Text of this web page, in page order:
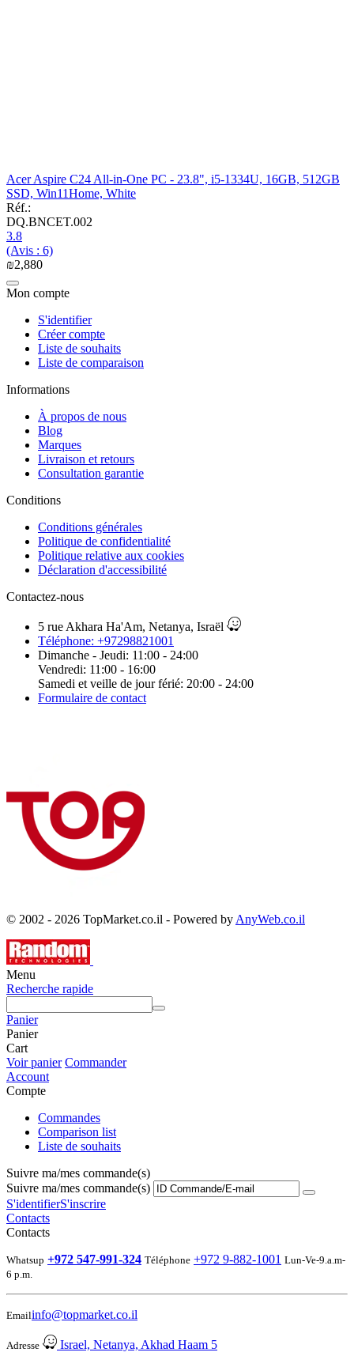
Acer Aspire C24 All-in-One PC - 23.8", i5-1334U, 16GB, 512GB
SSD, Win11Home, White
Réf.:
DQ.BNCET.002
3.8
(Avis : 6)
₪2,880
Mon compte
S'identifier
Créer compte
Liste de souhaits
Liste de comparaison
Informations
À propos de nous
Blog
Marques
Livraison et retours
Consultation garantie
Сonditions
Conditions générales
Politique de confidentialité
Politique relative aux cookies
Déclaration d'accessibilité
Contactez-nous
5 rue Akhara Ha'Am, Netanya, Israël
Téléphone: +97298821001
Dimanche - Jeudi: 11:00 - 24:00
Vendredi: 11:00 - 16:00
Samedi et veille de jour férié: 20:00 - 24:00
Formulaire de contact
© 2002 - 2026 TopMarket.co.il - Powered by AnyWeb.co.il
Menu
Recherche rapide
Panier
Panier
Cart
Voir panier Commander
Account
Compte
Commandes
Comparison list
Liste de souhaits
Suivre ma/mes commande(s)
Suivre ma/mes commande(s)
S'identifierS'inscrire
Contacts
Contacts
Whatsup +972 547-991-324 Téléphone +972 9-882-1001 Lun-Ve-9.a.m-
6 p.m.
Emailinfo@topmarket.co.il
Adresse Israel, Netanya, Akhad Haam 5